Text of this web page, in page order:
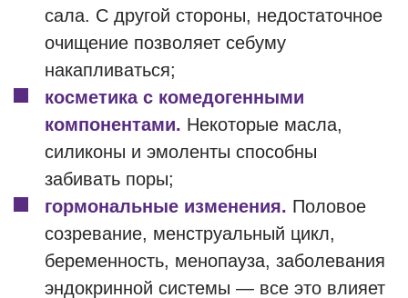
сала. С другой стороны, недостаточное
очищение позволяет себуму
накапливаться;
косметика с комедогенными
компонентами. Некоторые масла,
силиконы и эмоленты способны
забивать поры;
гормональные изменения. Половое
созревание, менструальный цикл,
беременность, менопауза, заболевания
эндокринной системы — все это влияет